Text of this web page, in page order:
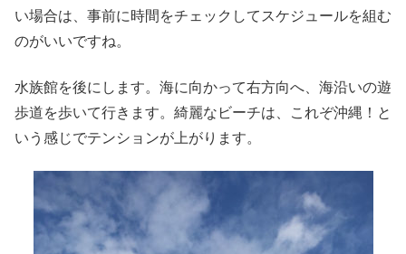
い場合は、事前に時間をチェックしてスケジュールを組む
のがいいですね。
水族館を後にします。海に向かって右方向へ、海沿いの遊
歩道を歩いて行きます。綺麗なビーチは、これぞ沖縄！と
いう感じでテンションが上がります。